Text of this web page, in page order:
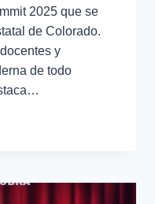
2025 que se
de Colorado.
y
de todo